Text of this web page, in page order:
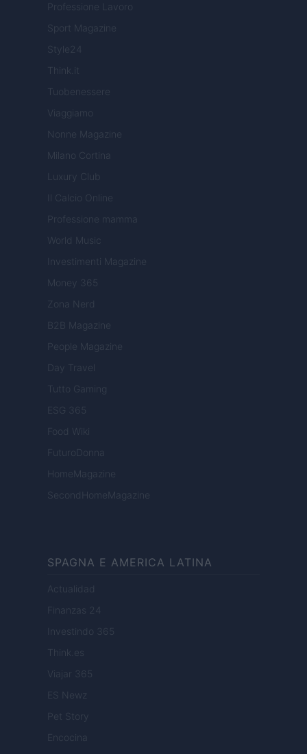
Professione Lavoro
Sport Magazine
Style24
Think.it
Tuobenessere
Viaggiamo
Nonne Magazine
Milano Cortina
Luxury Club
Il Calcio Online
Professione mamma
World Music
Investimenti Magazine
Money 365
Zona Nerd
B2B Magazine
People Magazine
Day Travel
Tutto Gaming
ESG 365
Food Wiki
FuturoDonna
HomeMagazine
SecondHomeMagazine
SPAGNA E AMERICA LATINA
Actualidad
Finanzas 24
Investindo 365
Think.es
Viajar 365
ES Newz
Pet Story
Encocina